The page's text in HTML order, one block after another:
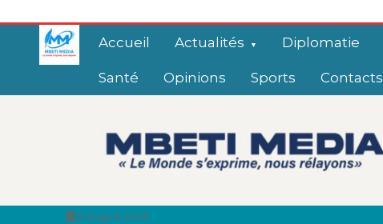
Accueil Actualités Diplomatie
Santé Opinions Sports Contacts
6 August 2026